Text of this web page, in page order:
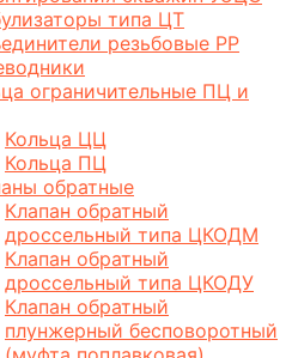
типа ЦТ
резьбовые РР
ограничительные ПЦ и
Кольца ЦЦ
Кольца ПЦ
обратные
Клапан обратный
дроссельный типа ЦКОДМ
Клапан обратный
дроссельный типа ЦКОДУ
Клапан обратный
плунжерный бесповоротный